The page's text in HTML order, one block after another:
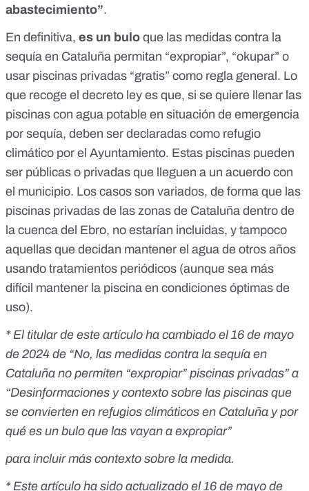
abastecimiento”.
En definitiva, es un bulo que las medidas contra la
sequía en Cataluña permitan “expropiar”, “okupar” o
usar piscinas privadas “gratis” como regla general. Lo
que recoge el decreto ley es que, si se quiere llenar las
piscinas con agua potable en situación de emergencia
por sequía, deben ser declaradas como refugio
climático por el Ayuntamiento. Estas piscinas pueden
ser públicas o privadas que lleguen a un acuerdo con
el municipio. Los casos son variados, de forma que las
piscinas privadas de las zonas de Cataluña dentro de
la cuenca del Ebro, no estarían incluidas, y tampoco
aquellas que decidan mantener el agua de otros años
usando tratamientos periódicos (aunque sea más
difícil mantener la piscina en condiciones óptimas de
uso).
* El titular de este artículo ha cambiado el 16 de mayo
de 2024 de “No, las medidas contra la sequía en
Cataluña no permiten “expropiar” piscinas privadas” a
“Desinformaciones y contexto sobre las piscinas que
se convierten en refugios climáticos en Cataluña y por
qué es un bulo que las vayan a expropiar”
para incluir más contexto sobre la medida.
* Este artículo ha sido actualizado el 16 de mayo de